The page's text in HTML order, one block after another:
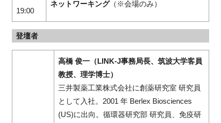
19:00
ネットワーキング（※会場のみ）
登壇者
高橋 俊一（LINK-J事務局長、筑波大学客員
教授、理学博士）
三井製薬工業株式会社に創薬研究室 研究員
として入社。2001 年 Berlex Biosciences
(US)に出向。循環器研究部 研究員、免疫研